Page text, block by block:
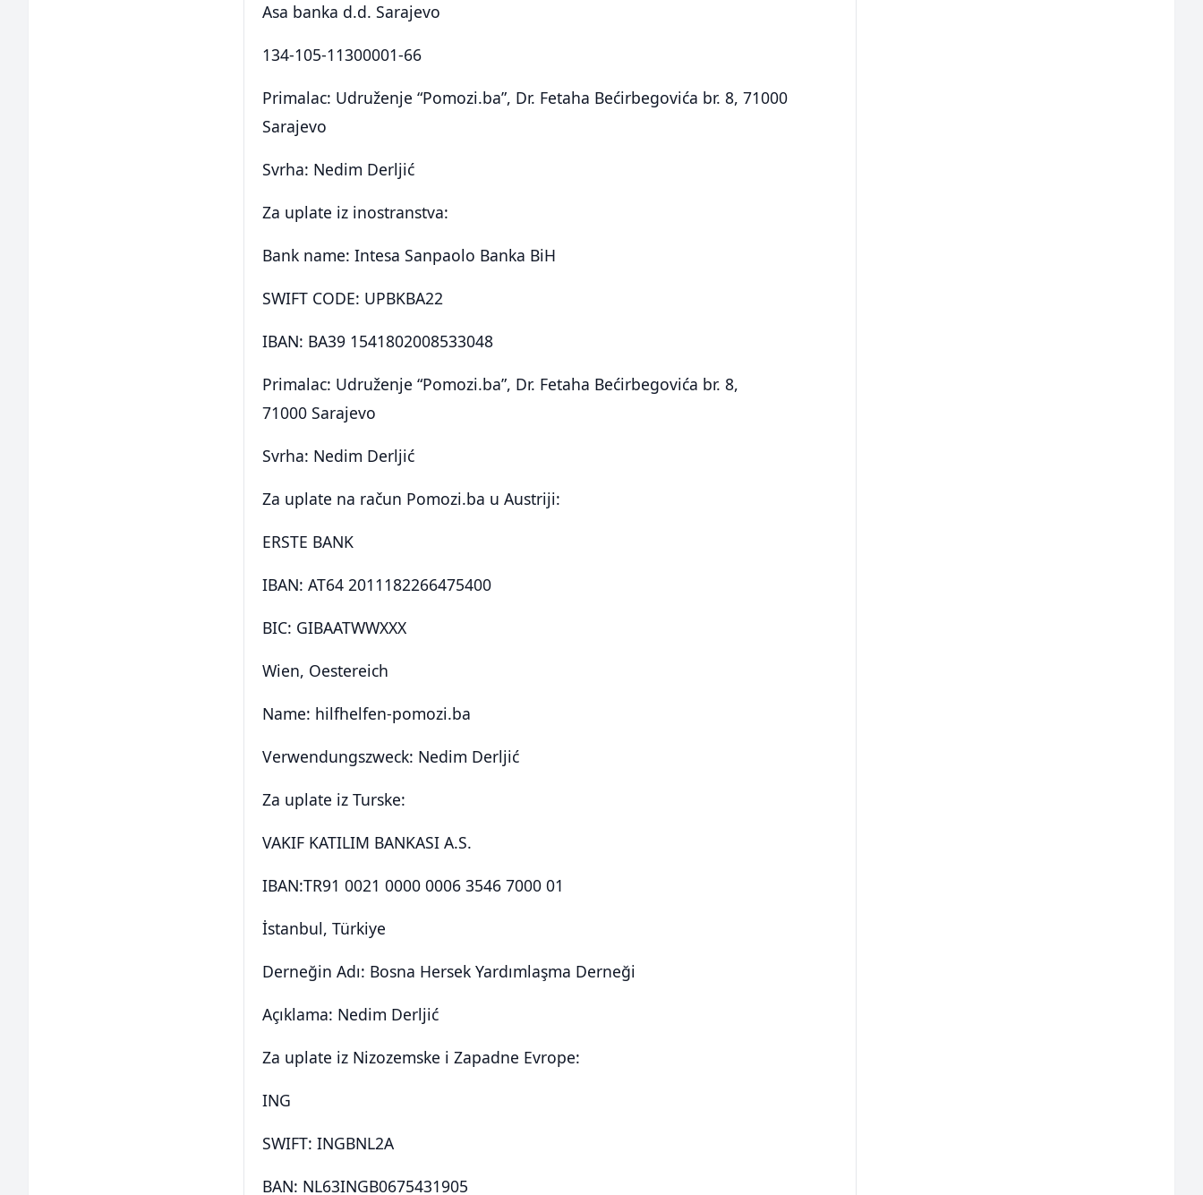
Asa banka d.d. Sarajevo
134-105-11300001-66
Primalac: Udruženje “Pomozi.ba”, Dr. Fetaha Bećirbegovića br. 8, 71000
Sarajevo
Svrha: Nedim Derljić
Za uplate iz inostranstva:
Bank name: Intesa Sanpaolo Banka BiH
SWIFT CODE: UPBKBA22
IBAN: BA39 1541802008533048
Primalac: Udruženje “Pomozi.ba”, Dr. Fetaha Bećirbegovića br. 8,
71000 Sarajevo
Svrha: Nedim Derljić
Za uplate na račun Pomozi.ba u Austriji:
ERSTE BANK
IBAN: AT64 2011182266475400
BIC: GIBAATWWXXX
Wien, Oestereich
Name: hilfhelfen-pomozi.ba
Verwendungszweck: Nedim Derljić
Za uplate iz Turske:
VAKIF KATILIM BANKASI A.S.
IBAN:TR91 0021 0000 0006 3546 7000 01
İstanbul, Türkiye
Derneğin Adı: Bosna Hersek Yardımlaşma Derneği
Açıklama: Nedim Derljić
Za uplate iz Nizozemske i Zapadne Evrope:
ING
SWIFT: INGBNL2A
BAN: NL63INGB0675431905